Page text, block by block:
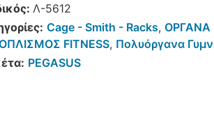
Λ-5612
Cage - Smith - Racks, ΟΡΓΑΝΑ
FITNESS, Πολυόργανα
PEGASUS